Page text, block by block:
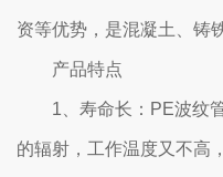
资等优势，是混凝土、铸
产品特点
1、寿命长：PE波纹
的辐射，工作温度又不